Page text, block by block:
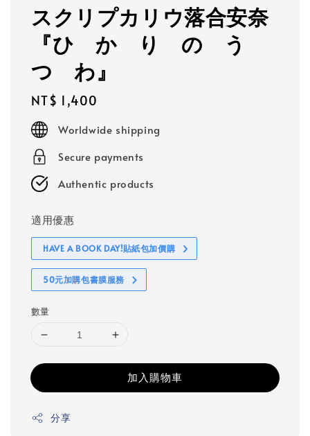
スクリプカリウ落合安奈
『ひ か り の う
つ わ』
Regular
price
NT$ 1,400
Worldwide shipping
Secure payments
Authentic products
適用優惠
HAVE A BOOK DAY!貼紙包加價購
50元加購包書膜服務
數量
加入購物車
分享